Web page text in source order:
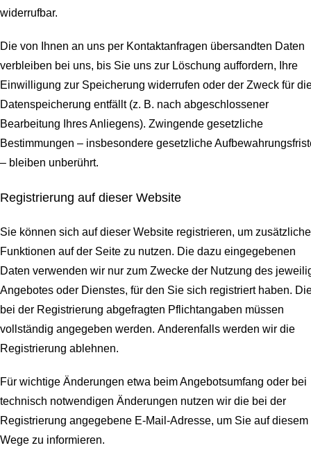
widerrufbar.
Die von Ihnen an uns per Kontaktanfragen übersandten Daten
verbleiben bei uns, bis Sie uns zur Löschung auffordern, Ihre
Einwilligung zur Speicherung widerrufen oder der Zweck für
Datenspeicherung entfällt (z. B. nach abgeschlossener
Bearbeitung Ihres Anliegens). Zwingende gesetzliche
Bestimmungen – insbesondere gesetzliche
– bleiben unberührt.
Registrierung auf dieser Website
Sie können sich auf dieser Website registrieren, um zusätzliche
Funktionen auf der Seite zu nutzen. Die dazu eingegebenen
Daten verwenden wir nur zum Zwecke der Nutzung des
Angebotes oder Dienstes, für den Sie sich registriert haben.
bei der Registrierung abgefragten Pflichtangaben müssen
vollständig angegeben werden. Anderenfalls werden wir die
Registrierung ablehnen.
Für wichtige Änderungen etwa beim Angebotsumfang oder bei
technisch notwendigen Änderungen nutzen wir die bei der
Registrierung angegebene E-Mail-Adresse, um Sie auf diesem
Wege zu informieren.